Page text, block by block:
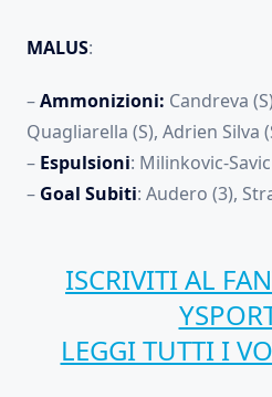
MALUS:
–Ammonizioni: Candreva
Quagliarella (S), Adrien Silva
– Espulsioni: Milinkovic-Savic
– Goal Subiti: Audero (3),
ISCRIVITI AL
LEGGI TUTTI I